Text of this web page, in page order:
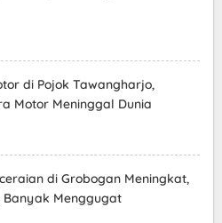
di Pojok Tawangharjo,
Motor Meninggal Dunia
di Grobogan Meningkat,
Banyak Menggugat